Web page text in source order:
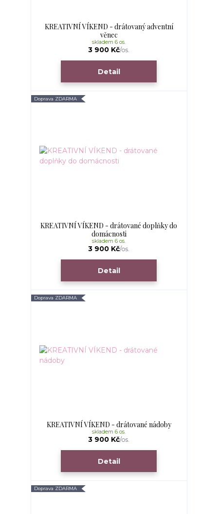
KREATIVNÍ VÍKEND - drátovaný adventní
věnec
3 900 Kč/os.
skladem 6 os.
Detail
Doprava ZDARMA
KREATIVNÍ VÍKEND - drátované doplňky do
domácnosti
3 900 Kč/os.
skladem 6 os.
Detail
Doprava ZDARMA
KREATIVNÍ VÍKEND - drátované nádoby
3 900 Kč/os.
skladem 6 os.
Detail
Doprava ZDARMA